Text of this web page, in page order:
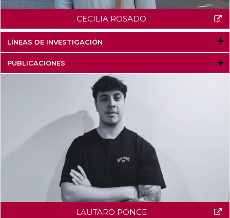
CECILIA ROSADO
LÍNEAS DE INVESTIGACIÓN
PUBLICACIONES
LAUTARO PONCE